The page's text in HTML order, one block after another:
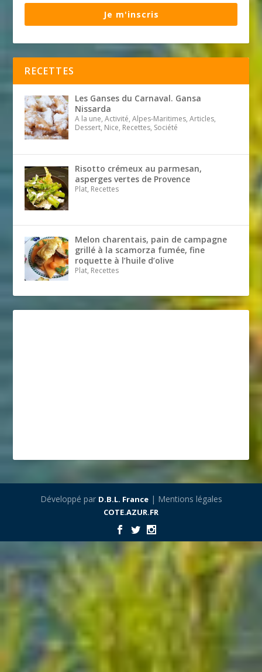
Je m'inscris
RECETTES
Les Ganses du Carnaval. Gansa
Nissarda
A la une, Activité, Alpes-Maritimes, Articles,
Dessert, Nice, Recettes, Société
Risotto crémeux au parmesan,
asperges vertes de Provence
Plat, Recettes
Melon charentais, pain de campagne
grillé à la scamorza fumée, fine
roquette à l’huile d’olive
Plat, Recettes
Développé par D.B.L. France| Mentions légales
COTE.AZUR.FR